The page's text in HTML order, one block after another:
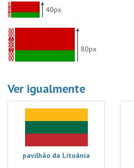
40px
80px
Ver igualmente
pavilhão da Lituânia